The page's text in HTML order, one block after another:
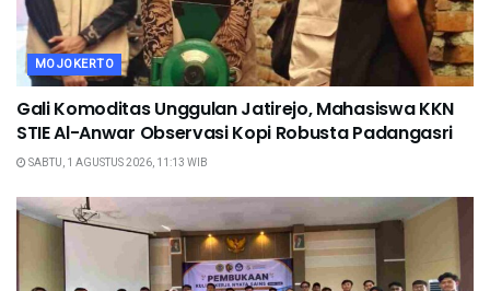
MOJOKERTO
Gali Komoditas Unggulan Jatirejo, Mahasiswa KKN
STIE Al-Anwar Observasi Kopi Robusta Padangasri
SABTU, 1 AGUSTUS 2026, 11:13 WIB